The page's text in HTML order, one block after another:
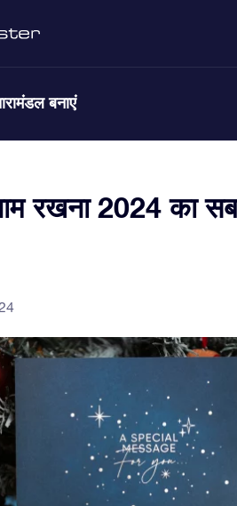
बनाएं
रखना 2024 का